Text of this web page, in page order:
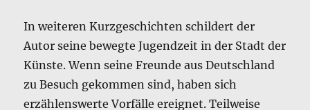
In weiteren Kurzgeschichten schildert der
Autor seine bewegte Jugendzeit in der Stadt der
Künste. Wenn seine Freunde aus Deutschland
zu Besuch gekommen sind, haben sich
erzählenswerte Vorfälle ereignet. Teilweise